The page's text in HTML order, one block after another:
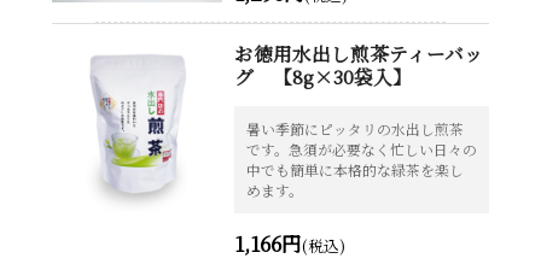
お徳用水出し煎茶ティーバッ
グ 【8g×30袋入】
暑い季節にピッタリの水出し煎茶
です。急須が必要なく忙しい日々の
中でも簡単に本格的な緑茶を楽し
めます。
1,166円(税込)